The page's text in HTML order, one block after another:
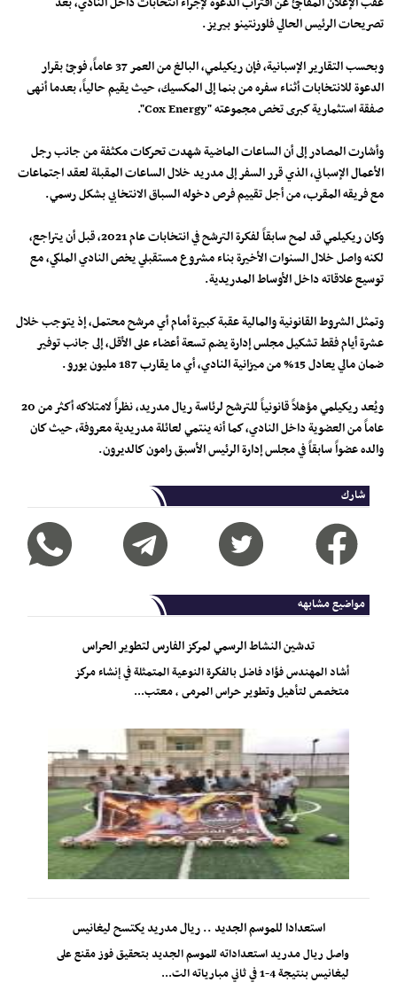
تصريحات الرئيس الحالي فلورنتينو بيريز.
وبحسب التقارير الإسبانية، فإن ريكيلمي، البالغ من العمر 37 عاماً، فوجئ بقرار
الدعوة للانتخابات أثناء سفره من بنما إلى المكسيك، حيث يقيم حالياً، بعدما أنهى
صفقة استثمارية كبرى تخص مجموعته "Cox Energy".
وأشارت المصادر إلى أن الساعات الماضية شهدت تحركات مكثفة من جانب رجل
الأعمال الإسباني، الذي قرر السفر إلى مدريد خلال الساعات المقبلة لعقد اجتماعات
مع فريقه المقرب، من أجل تقييم فرص دخوله السباق الانتخابي بشكل رسمي.
وكان ريكيلمي قد لمح سابقاً لفكرة الترشح في انتخابات عام 2021، قبل أن يتراجع،
لكنه واصل خلال السنوات الأخيرة بناء مشروع مستقبلي يخص النادي الملكي، مع
توسيع علاقاته داخل الأوساط المدريدية.
وتمثل الشروط القانونية والمالية عقبة كبيرة أمام أي مرشح محتمل، إذ يتوجب خلال
عشرة أيام فقط تشكيل مجلس إدارة يضم تسعة أعضاء على الأقل، إلى جانب توفير
ضمان مالي يعادل 15% من ميزانية النادي، أي ما يقارب 187 مليون يورو.
ويُعد ريكيلمي مؤهلاً قانونياً للترشح لرئاسة ريال مدريد، نظراً لامتلاكه أكثر من 20
عاماً من العضوية داخل النادي، كما أنه ينتمي لعائلة مدريدية معروفة، حيث كان
والده عضواً سابقاً في مجلس إدارة الرئيس الأسبق رامون كالديرون.
شارك
مواضيع مشابهه
تدشين النشاط الرسمي لمركز الفارس لتطوير الحراس
أشاد المهندس فؤاد فاضل بالفكرة النوعية المتمثلة في إنشاء مركز
متخصص لتأهيل وتطوير حراس المرمى ، معتب...
استعدادا للموسم الجديد .. ريال مدريد يكتسح ليغانيس
واصل ريال مدريد استعداداته للموسم الجديد بتحقيق فوز مقنع على
ليغانيس بنتيجة 4-1 في ثاني مبارياته الت...